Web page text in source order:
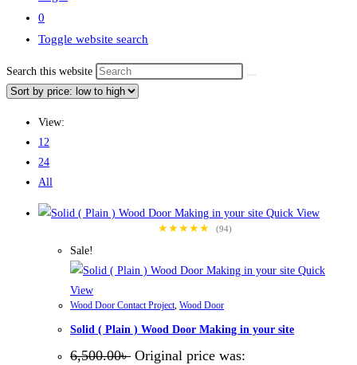
0
Toggle website search
Search this website
View:
12
24
All
Quick View
★★★★★
(94)
Sale!
Quick
View
Wood Door Contact Project, Wood Door
Solid ( Plain ) Wood Door Making in your site
6,500.00৳ Original price was: